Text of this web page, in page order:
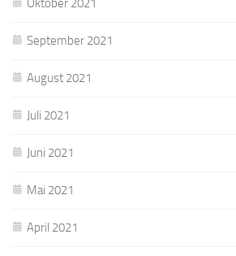
September 2021
August 2021
Juli 2021
Juni 2021
Mai 2021
April 2021